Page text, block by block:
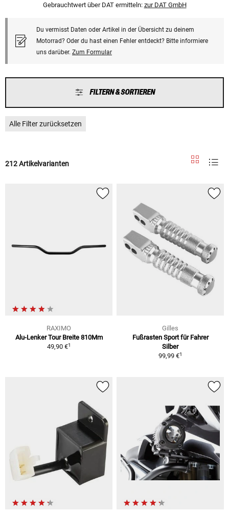
Gebrauchtwert über DAT ermitteln: zur DAT GmbH
Du vermisst Daten oder Artikel in der Übersicht zu deinem
Motorrad? Oder du hast einen Fehler entdeckt? Bitte informiere
uns darüber. Zum Formular
FILTERN & SORTIEREN
Alle Filter zurücksetzen
212 Artikelvarianten
RAXIMO
Alu-Lenker Tour Breite 810Mm
49,90 €1
Gilles
Fußrasten Sport für Fahrer
Silber
99,99 €1